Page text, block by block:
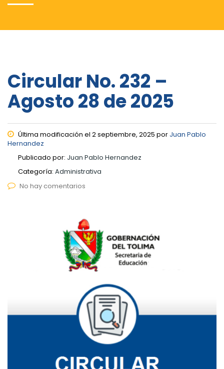
Circular No. 232 –
Agosto 28 de 2025
Última modificación el 2 septiembre, 2025 por Juan Pablo
Hernandez
Publicado por: Juan Pablo Hernandez
Categoría: Administrativa
No hay comentarios